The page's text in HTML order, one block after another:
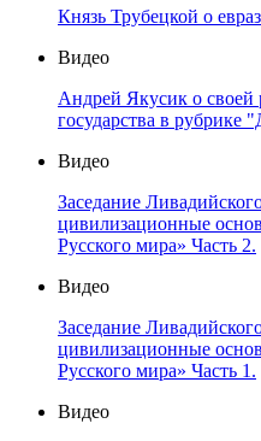
Князь Трубецкой о
Видео
Андрей Якусик о своей
государства в рубрике
Видео
Заседание
цивилизационные
Русского мира» Часть 2.
Видео
Заседание
цивилизационные
Русского мира» Часть 1.
Видео